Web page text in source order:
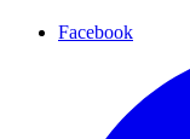
Facebook